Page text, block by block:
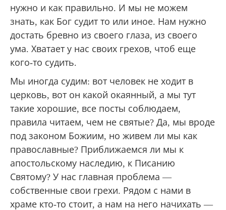
нужно и как правильно. И мы не можем
знать, как Бог судит то или иное. Нам нужно
достать бревно из своего глаза, из своего
ума. Хватает у нас своих грехов, чтоб еще
кого-то судить.
Мы иногда судим: вот человек не ходит в
церковь, вот он какой окаянный, а мы тут
такие хорошие, все посты соблюдаем,
правила читаем, чем не святые? Да, мы вроде
под законом Божиим, но живем ли мы как
православные? Приближаемся ли мы к
апостольскому наследию, к Писанию
Святому? У нас главная проблема —
собственные свои грехи. Рядом с нами в
храме кто-то стоит, а нам на него начихать —